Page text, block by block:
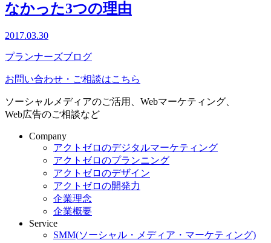
なかった3つの理由
2017.03.30
プランナーズブログ
お問い合わせ・ご相談はこちら
ソーシャルメディアのご活用、Webマーケティング、
Web広告のご相談など
Company
アクトゼロのデジタルマーケティング
アクトゼロのプランニング
アクトゼロのデザイン
アクトゼロの開発力
企業理念
企業概要
Service
SMM(ソーシャル・メディア・マーケティング)